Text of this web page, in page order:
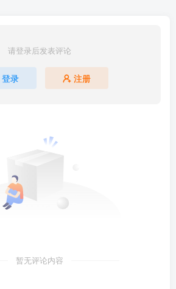
请登录后发表评论
登录 注册
暂无评论内容